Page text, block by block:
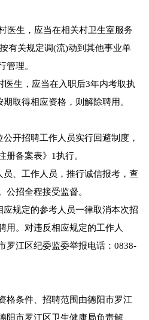
医生，应当在相关村卫生室服务
有关规定调(流)动到其他事业单
管理。
医生，应当在入职后3年内考取执
取得相应资格，则解除聘用。
开招聘工作人员实行回避制度，
册备案表》1执行。
、工作人员，推行诚信报考，查
公招全程接受监督。
规定的参考人员一律取消本次招
用。对违反相应规定的工作人
罗江区纪委监委举报电话：0838-
格条件、招聘范围由德阳市罗江
阳市罗江区卫生健康局负责解